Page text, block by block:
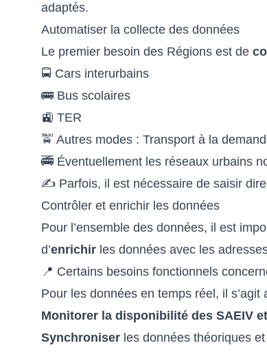
adaptés.
Automatiser la collecte des données
Le premier besoin des Régions est de
🚍 Cars interurbains
🚌 Bus scolaires
🚉 TER
🚖 Autres modes : Transport à la
🚎 Éventuellement les réseaux urbains
✍ Parfois, il est nécessaire de saisir
Contrôler et enrichir les données
Pour l’ensemble des données, il est
d’enrichir les données avec les
📍 Certains besoins fonctionnels
Pour les données en temps réel, il s’agit
Monitorer la disponibilité des SAEIV
Synchroniser les données théoriques